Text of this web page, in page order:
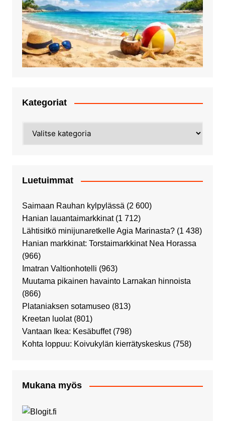
Kategoriat
Luetuimmat
Saimaan Rauhan kylpylässä (2 600)
Hanian lauantaimarkkinat (1 712)
Lähtisitkö minijunaretkelle Agia Marinasta? (1 438)
Hanian markkinat: Torstaimarkkinat Nea Horassa
(966)
Imatran Valtionhotelli (963)
Muutama pikainen havainto Larnakan hinnoista
(866)
Plataniaksen sotamuseo (813)
Kreetan luolat (801)
Vantaan Ikea: Kesäbuffet (798)
Kohta loppuu: Koivukylän kierrätyskeskus (758)
Mukana myös